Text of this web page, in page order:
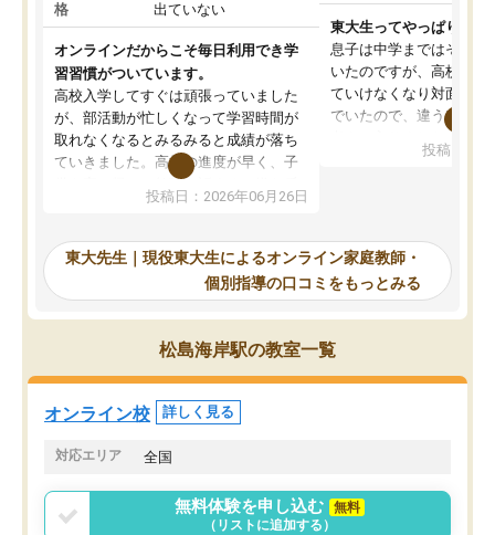
格
出ていない
オンラインだからこそ毎日利用でき学
習習慣がついています。
高校入学してすぐは頑張っていました
が、部活動が忙しくなって学習時間が
取れなくなるとみるみると成績が落ち
ていきました。高校の進度が早く、子
供も家に帰って勉強の話すると嫌な反
応を示します。東大先生にお願いして
れるので、親としても安心です。毎日
使える自習室とかもあり、わからない
ところがあれば先生が回答してくれる
のも重宝しています。
投稿日：2026年06月26日
東大生ってやっぱりすご
息子は中学まではそこそ
いたのですが、高校に入
ていけなくなり対面の塾
でいたので、違うアプロ
で、当初は模試でD判定
自習室が毎日使えていつ
るのが心強かったよう
謝です。
投稿日：
東大先生｜現役東大生によるオンライン家庭教師・
個別指導の口コミをもっとみる
松島海岸駅の教室一覧
オンライン校 詳しく見る
対応エリア 全国
無料体験を申し込む
無料
（リストに追加する）